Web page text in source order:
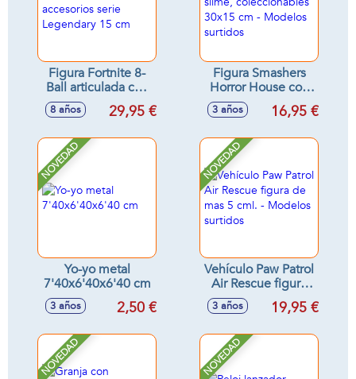
Figura Fortnite 8-
Ball articulada con
accesorios serie
Legendary 15 cm
8 años 29,95 €
Figura Smashers
Horror House con
slime,
coleccionables
Modelos surtidos
3 años 16,95 €
NOVEDAD
Yo-yo metal
7'40x6'40x6'40 cm
3 años 2,50 €
NOVEDAD
Vehículo Paw Patrol
Air Rescue figura
de mas 5 cml. -
Modelos surtidos
3 años 19,95 €
NOVEDAD NOVEDAD